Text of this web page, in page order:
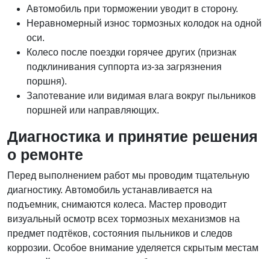
Автомобиль при торможении уводит в сторону.
Неравномерный износ тормозных колодок на одной
оси.
Колесо после поездки горячее других (признак
подклинивания суппорта из-за загрязнения
поршня).
Запотевание или видимая влага вокруг пыльников
поршней или направляющих.
Диагностика и принятие решения
о ремонте
Перед выполнением работ мы проводим тщательную
диагностику. Автомобиль устанавливается на
подъемник, снимаются колеса. Мастер проводит
визуальный осмотр всех тормозных механизмов на
предмет подтёков, состояния пыльников и следов
коррозии. Особое внимание уделяется скрытым местам